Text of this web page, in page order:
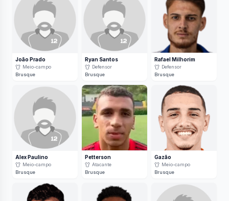
João Prado
Meio-campo
Brusque
Ryan Santos
Defensor
Brusque
Rafael Milhorim
Defensor
Brusque
Alex Paulino
Meio-campo
Brusque
Petterson
Atacante
Brusque
Gazão
Meio-campo
Brusque